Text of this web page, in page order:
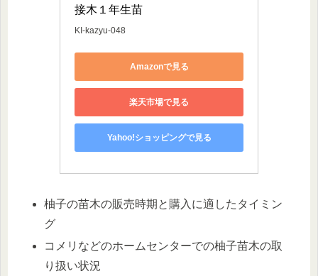
接木１年生苗
KI-kazyu-048
Amazonで見る
楽天市場で見る
Yahoo!ショッピングで見る
柚子の苗木の販売時期と購入に適したタイミン
グ
コメリなどのホームセンターでの柚子苗木の取
り扱い状況